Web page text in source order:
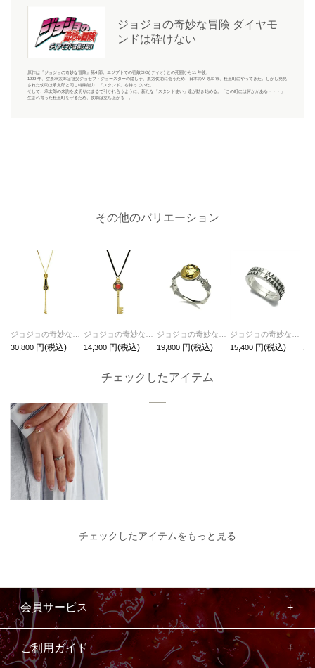
ジョジョの奇妙な冒険 ダイヤモ
ンドは砕けない
原作は『ジョジョの奇妙な冒険』第4 部。エジプトでの宿敵DIO( ディオ) との死闘から11 年後。
1999 年、空条承太郎は祖父ジョセフ・ジョースターの隠し子、東方仗助に会うため、日本のM 県S 市、杜王町にやってきた。しかし発見
された仗助は承太郎と同じ特殊能力、「スタンド」を持っていた。
そして、承太郎の来訪を皮切りにまるで引かれ合うように、新たな「スタンド使い」達が動き始める。「この町には何かがある・・・」
生まれ育った杜王町を守るため、仗助は立ち上がる―。
その他のバリエーション
30,800
14,300
19,800
15,400
チェックしたアイテム
チェックしたアイテムをもっと見る
会員サービス
ご利用ガイド